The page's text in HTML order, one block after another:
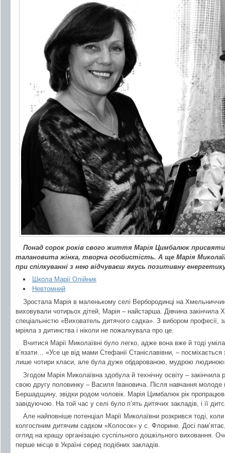
Понад сорок років свого життя Марія Цимбалюк
талановита жінка, творча особистість. А ще Марія
при спілкуванні з нею відчуваєш якусь позитивну
Школа Марії Олійник
Невтомний
Зростала Марія в маленькому селі Вербородинці на
виховували чотирьох дітей, Марія – найстарша. Дівчина закінчила
спеціальністю «Вихователь дитячого садка». З вибором професії,
мріяла з дитинства і ніколи не пожалкувала про це.
Вчитися Марії Миколаївні було легко, адже вона вже й тоді
в’язати… «Усе це від мами Стефанії Станіславівни, – посміхається
лише чотири класи, але була дуже обдарованою, мудрою
Згодом Марія Миколаївна здобула й технічну освіту – закінчила
свою другу половинку – Василя Івановича. Після навчання молоде
Бершадщину, звідки родом чоловік. Марія Цимбалюк рік
завідуючою. На той час у селі було п’ять дитячих закладів, і її
Але найповніше потенціал Марії Миколаївни розкрився тоді,
колгоспним дитячим садком «Колосок» у с. Флорине. Досі
огляд на кращу організацію суспільного дошкільного виховання.
перше місце в Україні серед подібних закладів.